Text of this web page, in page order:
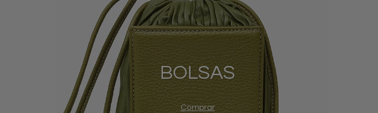
BOLSAS
Comprar